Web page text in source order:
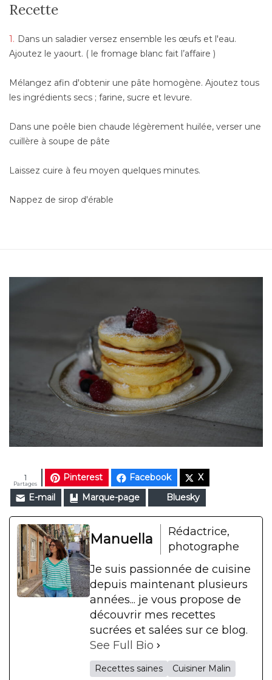
Recette
Dans un saladier versez ensemble les œufs et l'eau.
Ajoutez le yaourt. ( le fromage blanc fait l’affaire )
Mélangez afin d'obtenir une pâte homogène. Ajoutez tous
les ingrédients secs ; farine, sucre et levure.
Dans une poêle bien chaude légèrement huilée, verser une
cuillère à soupe de pâte
Laissez cuire à feu moyen quelques minutes.
Nappez de sirop d'érable
Pinterest Facebook
X
E-mail
Marque-page Bluesky
Partages
1
Manuella
Rédactrice,
photographe
Je suis passionnée de cuisine
depuis maintenant plusieurs
années... je vous propose de
découvrir mes recettes
sucrées et salées sur ce blog.
See Full Bio
Recettes saines Cuisiner Malin